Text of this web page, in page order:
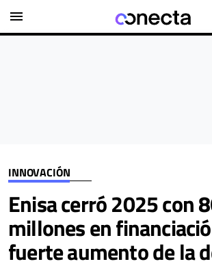
menu
INNOVACIÓN
Enisa cerró 2025 con
millones en
fuerte aumento de la